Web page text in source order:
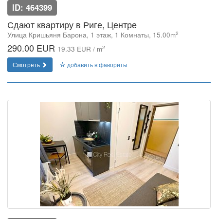
ID: 464399
Сдают квартиру в Риге, Центре
Улица Кришьяня Барона, 1 этаж, 1 Комнаты, 15.00m2
290.00 EUR 19.33 EUR / m2
Смотреть добавить в фавориты